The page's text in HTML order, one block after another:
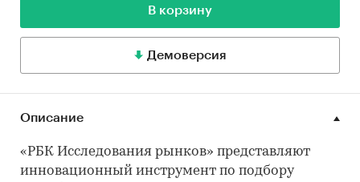
В корзину
Демоверсия
Описание
«РБК Исследования рынков» представляют
инновационный инструмент по подбору